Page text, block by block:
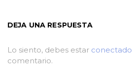
DEJA UNA RESPUESTA
Lo siento, debes estar conectado
comentario.